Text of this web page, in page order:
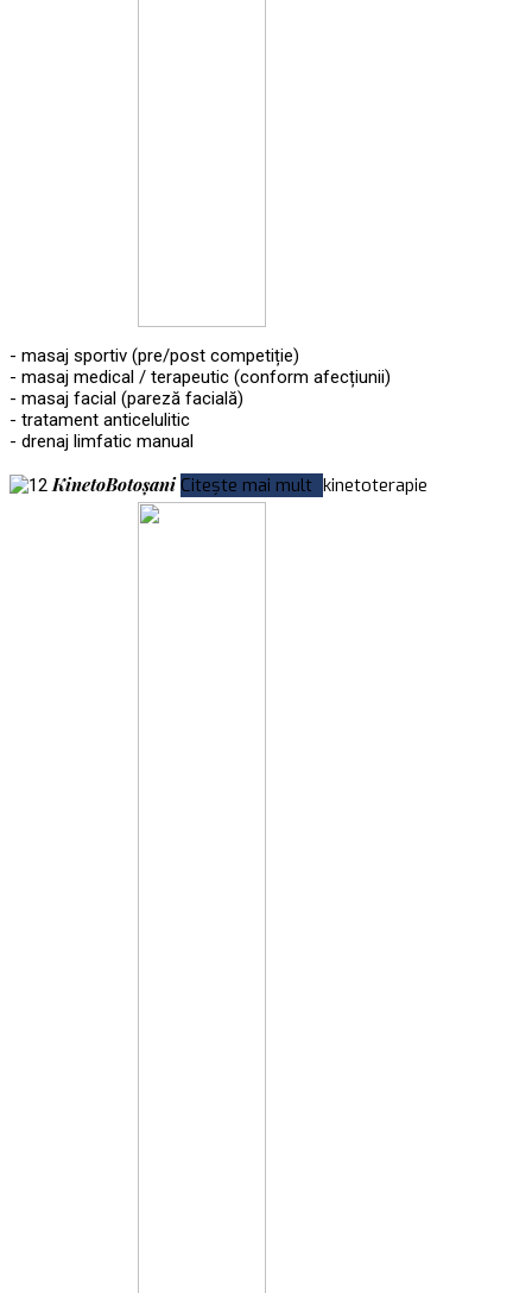
- masaj sportiv (pre/post competiție)
- masaj medical / terapeutic (conform afecțiunii)
- masaj facial (pareză facială)
- tratament anticelulitic
- drenaj limfatic manual
KinetoBotoșani Citește mai mult kinetoterapie